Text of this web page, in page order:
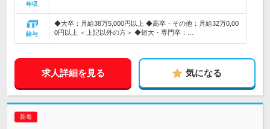
年収
給与
◆大卒：月給38万5,000円以上 ◆高卒・その他：月給32万0,00
0円以上 ＜上記以外の方＞ ◆短大・専門卒：…
求人詳細を見る 気になる